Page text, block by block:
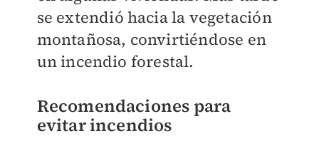
se extendió hacia la vegetación
montañosa, convirtiéndose en
un incendio forestal.
Recomendaciones para
evitar incendios